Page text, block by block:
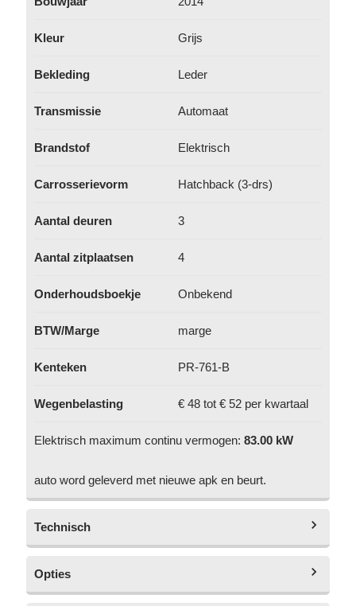
Kleur Grijs
Bekleding Leder
Transmissie Automaat
Brandstof Elektrisch
Carrosserievorm Hatchback (3-drs)
Aantal deuren 3
Aantal zitplaatsen 4
Onderhoudsboekje Onbekend
BTW/Marge marge
Kenteken PR-761-B
Wegenbelasting € 48 tot € 52 per kwartaal
Elektrisch maximum continu vermogen: 83.00 kW
auto word geleverd met nieuwe apk en beurt.
Technisch
Topsnelheid
Opties